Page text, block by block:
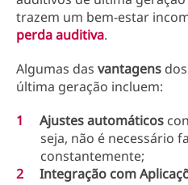
trazem um bem-estar
perda auditiva.
Algumas das vantagens dos
última geração incluem:
Ajustes automáticos
seja, não é necessário
constantemente;
Integração com